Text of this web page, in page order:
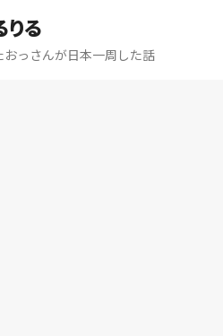
りる
っさんが日本一周した話